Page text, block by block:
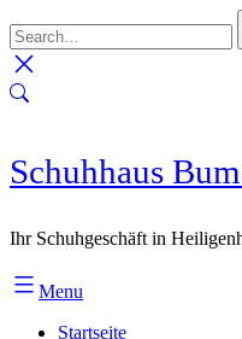
to
content
Schuhhaus
Ihr Schuhgeschäft in
Menu
Startseite